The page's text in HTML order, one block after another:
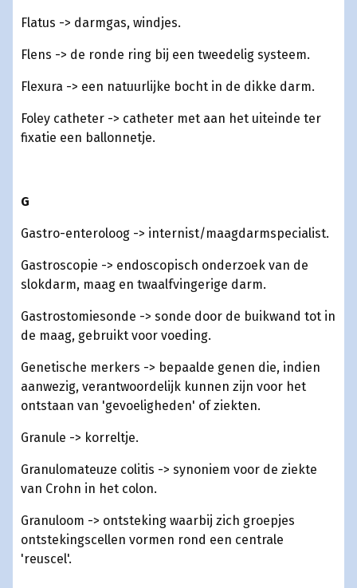
Flatus -> darmgas, windjes.
Flens -> de ronde ring bij een tweedelig systeem.
Flexura -> een natuurlijke bocht in de dikke darm.
Foley catheter -> catheter met aan het uiteinde ter
fixatie een ballonnetje.
G
Gastro-enteroloog -> internist/maagdarmspecialist.
Gastroscopie -> endoscopisch onderzoek van de
slokdarm, maag en twaalfvingerige darm.
Gastrostomiesonde -> sonde door de buikwand tot in
de maag, gebruikt voor voeding.
Genetische merkers -> bepaalde genen die, indien
aanwezig, verantwoordelijk kunnen zijn voor het
ontstaan van 'gevoeligheden' of ziekten.
Granule -> korreltje.
Granulomateuze colitis -> synoniem voor de ziekte
van Crohn in het colon.
Granuloom -> ontsteking waarbij zich groepjes
ontstekingscellen vormen rond een centrale
'reuscel'.